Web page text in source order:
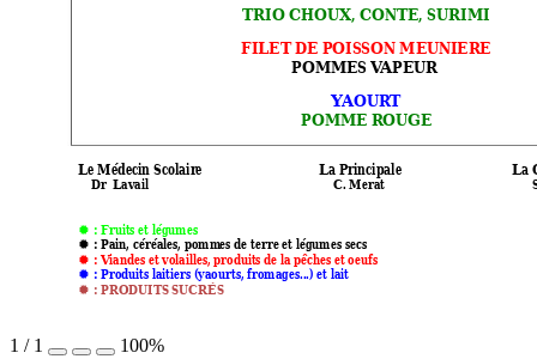
TRIO CHOUX, CONTE, SURIMI
FILET DE POISSON MEUNIERE
POMMES VAPEUR
YAOURT
POMME ROUGE
Le Médecin Scolaire
        La Principale
La
    Dr
  Lavail
             C
. Merat
 : Fruits et légumes
 : Pain, céréales, pommes de terre et légumes secs
 : Viandes et volailles, produits de la pêches et oeufs
 : Produits laitiers (yaourts, fromages...) et lait
 : PRODUITS SUCRÉS
1 / 1 100%